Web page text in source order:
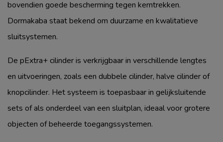
bovendien goede bescherming tegen kerntrekken.
Dormakaba staat bekend om duurzame en kwalitatieve
sluitsystemen.
De pExtra+ cilinder is verkrijgbaar in verschillende lengtes
en uitvoeringen, zoals een dubbele cilinder, halve cilinder of
knopcilinder. Het systeem is toepasbaar in gelijksluitende
sets of als onderdeel van een sluitplan, ideaal voor grotere
objecten of beheerde toegangssystemen.